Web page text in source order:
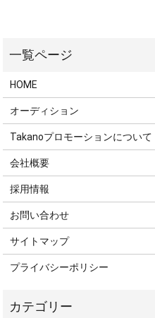
HOME
オーディション
Takanoプロモーションについて
会社概要
採用情報
お問い合わせ
サイトマップ
プライバシーポリシー